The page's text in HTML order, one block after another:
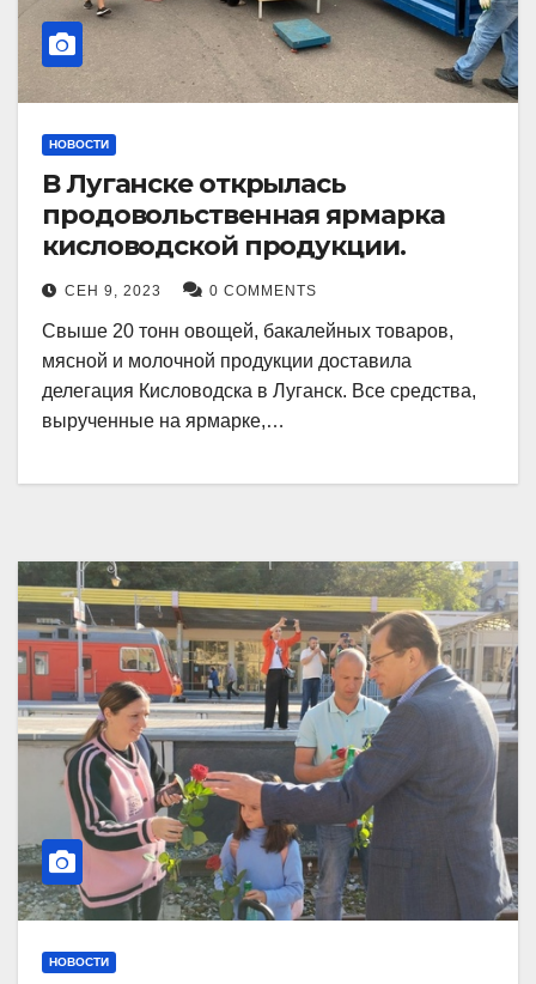
НОВОСТИ
В Луганске открылась
продовольственная ярмарка
кисловодской продукции.
СЕН 9, 2023 0 COMMENTS
Свыше 20 тонн овощей, бакалейных товаров,
мясной и молочной продукции доставила
делегация Кисловодска в Луганск. Все средства,
вырученные на ярмарке,…
НОВОСТИ